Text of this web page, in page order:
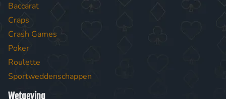
Baccarat
Craps
Crash Games
Poker
Roulette
Sportweddenschappen
Wetgeving